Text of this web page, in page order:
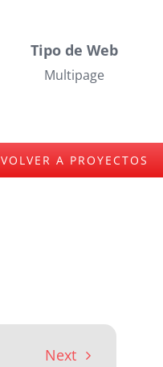
Tipo de Web
Multipage
VOLVER A PROYECTOS
Next